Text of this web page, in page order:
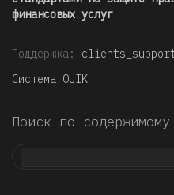
финансовых услуг
Поддержка:
Система QUIK
Поиск по содержимому